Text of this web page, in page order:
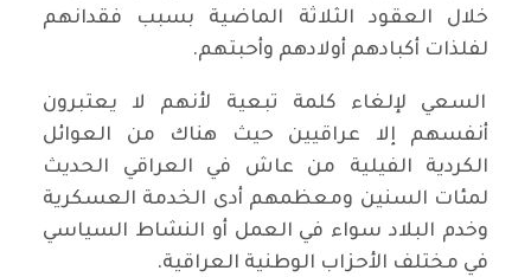
خلال العقود الثلاثة الماضية بسبب فقدانهم
لفلذات أكبادهم أولادهم وأحبتهم.
السعي لإلغاء كلمة تبعية لأنهم لا يعتبرون
أنفسهم إلا عراقيين حيث هناك من العوائل
الكردية الفيلية من عاش في العراقي الحديث
لمئات السنين ومعظمهم أدى الخدمة العسكرية
وخدم البلاد سواء في العمل أو النشاط السياسي
في مختلف الأحزاب الوطنية العراقية.